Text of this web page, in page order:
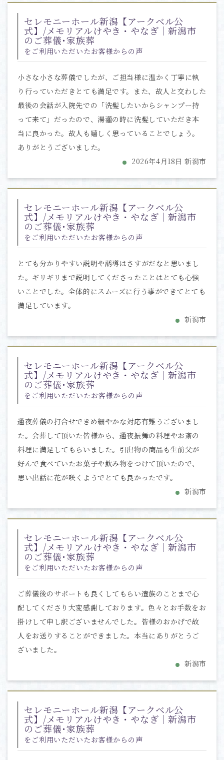
セレモニーホール新潟【アークベル公
式】/メモリアルけやき・やなぎ｜新潟市
のご葬儀･家族葬
をご利用いただいたお客様からの声
小さな小さな葬儀でしたが、ご担当様に温かく丁寧に執
り行っていただきとても満足です。また、故人と交わした
最後の会話が入院先での「洗髪したいからシャンプー持
って来て」だったので、湯灌の時に洗髪していただき本
当に良かった。故人も嬉しく思っていることでしょう。
ありがとうございました。
2026年4月18日 新潟市
セレモニーホール新潟【アークベル公
式】/メモリアルけやき・やなぎ｜新潟市
のご葬儀･家族葬
をご利用いただいたお客様からの声
とても分かりやすい説明や誘導はさすがだなと思いまし
た。ギリギリまで説明してくださったことはとても心強
いことでした。全体的にスムーズに行う事ができてとても
満足しています。
新潟市
セレモニーホール新潟【アークベル公
式】/メモリアルけやき・やなぎ｜新潟市
のご葬儀･家族葬
をご利用いただいたお客様からの声
通夜葬儀の打合せできめ細やかな対応有難うございまし
た。会葬して頂いた皆様から、通夜振舞の料理やお斎の
料理に満足してもらいました。引出物の商品も生前父が
好んで食べていたお菓子や飲み物をつけて頂いたので、
思い出話に花が咲くようでとても良かったです。
新潟市
セレモニーホール新潟【アークベル公
式】/メモリアルけやき・やなぎ｜新潟市
のご葬儀･家族葬
をご利用いただいたお客様からの声
ご葬儀後のサポートも良くしてもらい遺族のことまで心
配してくださり大変感謝しております。色々とお手数をお
掛けして申し訳ございませんでした。皆様のおかげで故
人をお送りすることができました。本当にありがとうご
ざいました。
新潟市
セレモニーホール新潟【アークベル公
式】/メモリアルけやき・やなぎ｜新潟市
のご葬儀･家族葬
をご利用いただいたお客様からの声